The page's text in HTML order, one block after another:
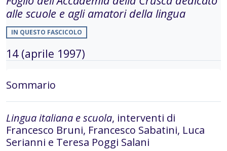
alle scuole e agli amatori della lingua
IN QUESTO FASCICOLO
14 (aprile 1997)
Sommario
Lingua italiana e scuola, interventi di
Francesco Bruni, Francesco Sabatini, Luca
Serianni e Teresa Poggi Salani